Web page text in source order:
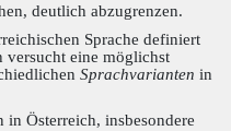
deutlich abzugrenzen.
Sprache definiert
versucht eine möglichst
Sprachvarianten in
in Österreich, insbesondere